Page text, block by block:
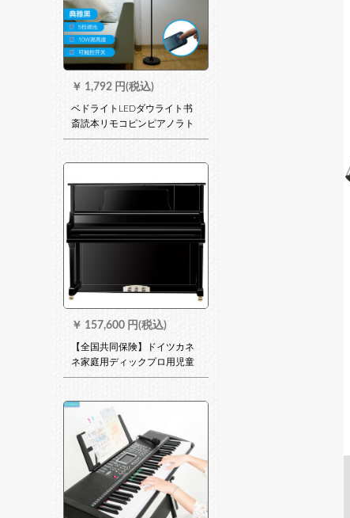
￥ 1,792 円(税込)
ベドライトLEDダウライト书
斎読本リモコピンピアノラト
北欧ネコ风雅黒(5段调光)10 W
￥ 157,600 円(税込)
【全国共同保険】ドイツカネ
ネ家庭用ディックプロ用児童
生徒がピアノを練習していま